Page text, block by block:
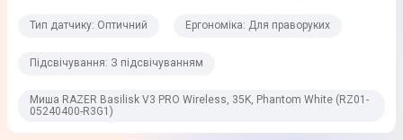
35000 dpi
Сумісність
Тип датчику: Оптичний Ергономіка: Для праворуких
Підсвічування: З підсвічуванням
Миша RAZER Basilisk V3 PRO Wireless, 35K, Phantom White (RZ01-
05240400-R3G1)